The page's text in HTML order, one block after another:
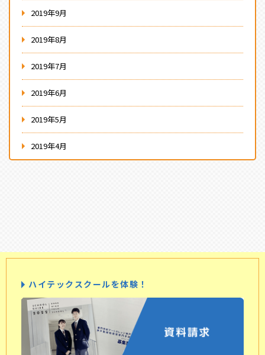
2019年9月
2019年8月
2019年7月
2019年6月
2019年5月
2019年4月
ハイテックスクールを体験！